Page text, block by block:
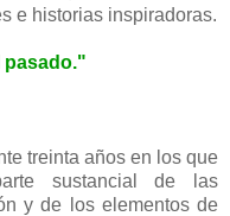
e historias inspiradoras.
pasado."
treinta años en los que
sustancial de las
y de los elementos de